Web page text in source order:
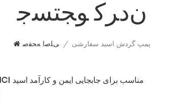
ﻥﺩﺮﮐ ﻮﺠﺘﺴﺟ
ﯽﻠﺻﺍ ﻪﺤﻔﺻ / پمپ گردش اسید سفارشی
انتخاب پمپ انتقال HCl مناسب برای جابجایی ایمن و کارآمد اسید